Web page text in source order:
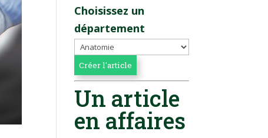
Choisissez un
département
Un article
en affaires